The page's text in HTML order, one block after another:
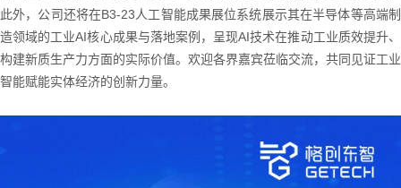
此外，公司还将在B3-23人工智能成果展位系统展示其在半导体等高端制
造领域的工业AI核心成果与落地案例，呈现AI技术在推动工业质效提升、
构建新质生产力方面的实际价值。欢迎各界嘉宾莅临交流，共同见证工业
智能赋能实体经济的创新力量。